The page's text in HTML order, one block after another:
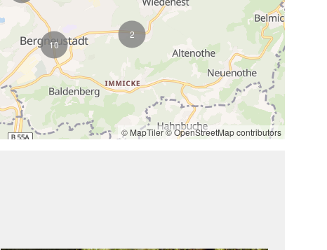
10
2
© MapTiler© OpenStreetMap contributors